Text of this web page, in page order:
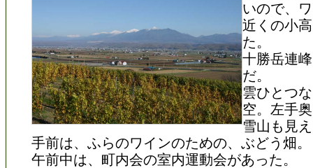
いので、
近くの小
た。
十勝岳連
だ。
雲ひとつ
空。左手
雪山も見
手前は、ふらのワインのための、ぶどう畑。
午前中は、町内会の室内運動会があった。